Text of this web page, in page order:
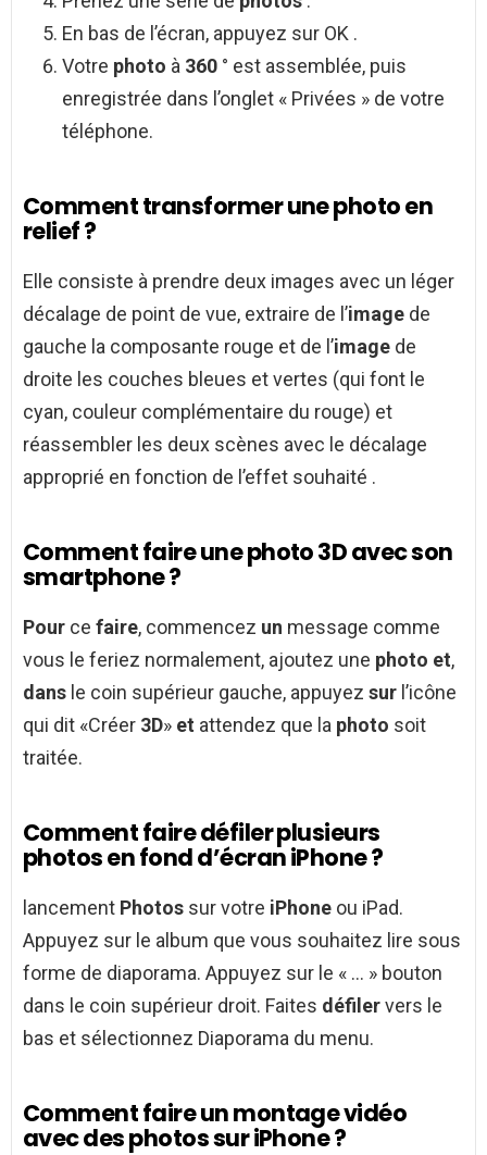
En bas de l’écran, appuyez sur OK .
Votre photo à 360 ° est assemblée, puis
enregistrée dans l’onglet « Privées » de votre
téléphone.
Comment transformer une photo en
relief ?
Elle consiste à prendre deux images avec un léger
décalage de point de vue, extraire de l’image de
gauche la composante rouge et de l’image de
droite les couches bleues et vertes (qui font le
cyan, couleur complémentaire du rouge) et
réassembler les deux scènes avec le décalage
approprié en fonction de l’effet souhaité .
Comment faire une photo 3D avec son
smartphone ?
Pour ce faire, commencez un message comme
vous le feriez normalement, ajoutez une photo et,
dans le coin supérieur gauche, appuyez sur l’icône
qui dit «Créer 3D» et attendez que la photo soit
traitée.
Comment faire défiler plusieurs
photos en fond d’écran iPhone ?
lancement Photos sur votre iPhone ou iPad.
Appuyez sur le album que vous souhaitez lire sous
forme de diaporama. Appuyez sur le « … » bouton
dans le coin supérieur droit. Faites défilervers le
bas et sélectionnez Diaporama du menu.
Comment faire un montage vidéo
avec des photos sur iPhone ?